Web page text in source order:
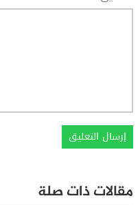
مقالات ذات صلة